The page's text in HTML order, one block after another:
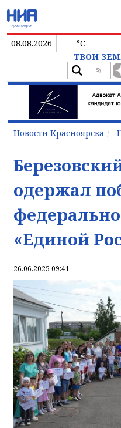
08.08.2026 °C
ТВОИ
Новости Красноярска
одержал
«Единой
26.06.2025 09:41